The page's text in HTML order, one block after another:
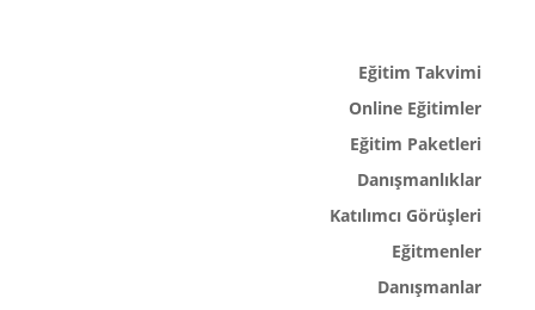
Eğitim Takvimi
Online Eğitimler
Eğitim Paketleri
Danışmanlıklar
Katılımcı Görüşleri
Eğitmenler
Danışmanlar